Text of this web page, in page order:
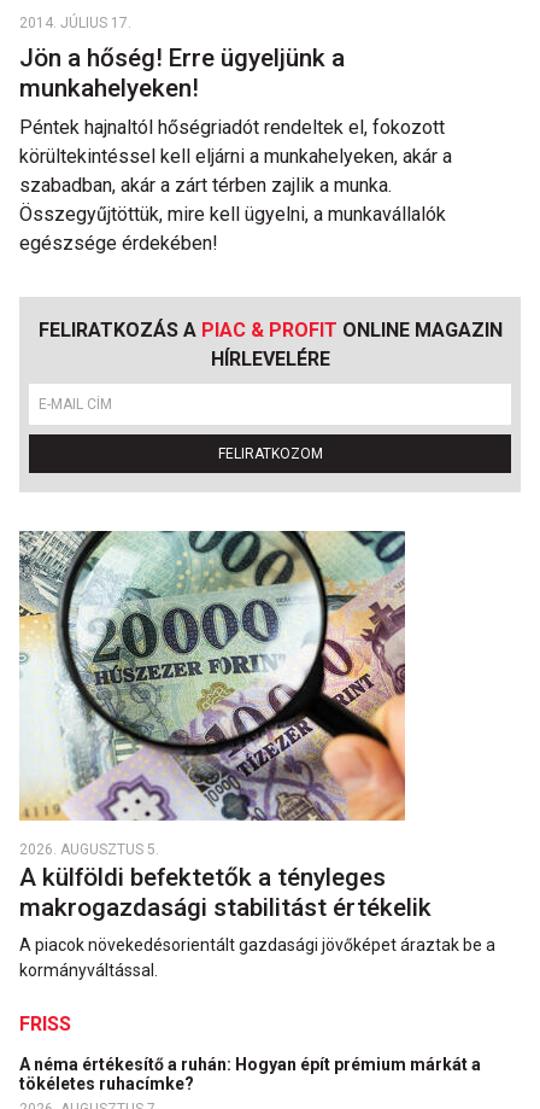
2014. JÚLIUS 17.
Jön a hőség! Erre ügyeljünk a
munkahelyeken!
Péntek hajnaltól hőségriadót rendeltek el, fokozott
körültekintéssel kell eljárni a munkahelyeken, akár a
szabadban, akár a zárt térben zajlik a munka.
Összegyűjtöttük, mire kell ügyelni, a munkavállalók
egészsége érdekében!
FELIRATKOZÁS A PIAC & PROFIT ONLINE MAGAZIN
HÍRLEVELÉRE
FELIRATKOZOM
2026. AUGUSZTUS 5.
A külföldi befektetők a tényleges
makrogazdasági stabilitást értékelik
A piacok növekedésorientált gazdasági jövőképet áraztak be a
kormányváltással.
FRISS
A néma értékesítő a ruhán: Hogyan épít prémium márkát a
tökéletes ruhacímke?